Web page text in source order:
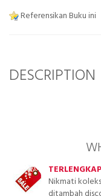
Referensikan Buku ini
DESCRIPTION
Nikmati